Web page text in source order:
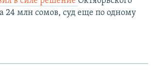
24 млн сомов, суд еще по одному